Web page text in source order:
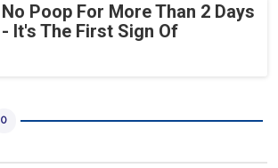
No Poop For More Than 2 Days
- It's The First Sign Of
0